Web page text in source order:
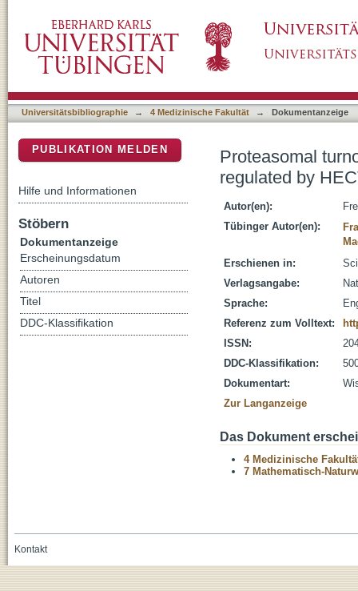
Universitätsbibliographie → 4 Medizinische Fakultät → Dokumentanzeige
Proteasomal
regulated by
Autor(en):
Tübinger Autor(en):
Erschienen in:
Verlagsangabe:
Sprache:
Referenz zum Volltext:
ISSN:
DDC-Klassifikation:
Dokumentart:
Zur Langanzeige
Das Dokument
4 Medizinische
7 Mathematisch-
PUBLIKATION MELDEN
Hilfe und Informationen
Stöbern
Dokumentanzeige
Erscheinungsdatum
Autoren
Titel
DDC-Klassifikation
Kontakt